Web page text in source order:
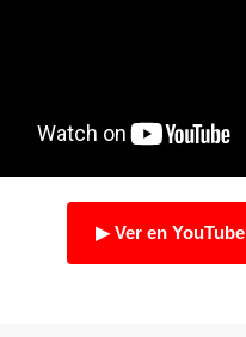
▶ Ver en YouTube